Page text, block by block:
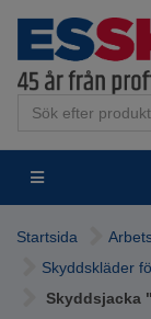
Startsida
Skyddskläder
Skyddsjacka